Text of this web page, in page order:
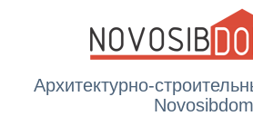
Архитектурно-
Novosibdom